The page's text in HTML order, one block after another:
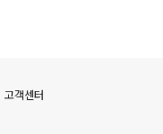
고객센터